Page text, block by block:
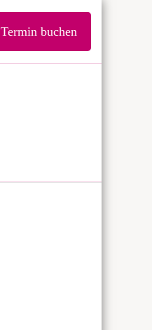
Termin buchen